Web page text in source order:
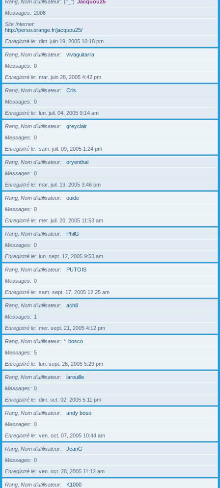
Rang, Nom d’utilisateur (°_°) Jacquou25
Messages
2008
Site Internet
http://perso.orange.fr/jacquou25/
Enregistré le
dim. juin 19, 2005 10:18 pm
Rang, Nom d’utilisateur
vivaguitarra
Messages
0
Enregistré le
mar. juin 28, 2005 4:42 pm
Rang, Nom d’utilisateur
Cris
Messages
0
Enregistré le
lun. juil. 04, 2005 9:14 am
Rang, Nom d’utilisateur
greyclair
Messages
0
Enregistré le
sam. juil. 09, 2005 1:24 pm
Rang, Nom d’utilisateur
oryenthal
Messages
0
Enregistré le
mar. juil. 19, 2005 3:46 pm
Rang, Nom d’utilisateur
ouide
Messages
0
Enregistré le
mer. juil. 20, 2005 11:53 am
Rang, Nom d’utilisateur
PhilG
Messages
0
Enregistré le
lun. sept. 12, 2005 9:53 am
Rang, Nom d’utilisateur
PUTOIS
Messages
0
Enregistré le
sam. sept. 17, 2005 12:25 am
Rang, Nom d’utilisateur
achill
Messages
1
Enregistré le
mer. sept. 21, 2005 4:12 pm
Rang, Nom d’utilisateur * bosco
Messages
5
Enregistré le
lun. sept. 26, 2005 5:29 pm
Rang, Nom d’utilisateur
larouille
Messages
0
Enregistré le
dim. oct. 02, 2005 5:11 pm
Rang, Nom d’utilisateur
andy boso
Messages
0
Enregistré le
ven. oct. 07, 2005 10:44 am
Rang, Nom d’utilisateur
JeanG
Messages
0
Enregistré le
ven. oct. 28, 2005 11:12 am
Rang, Nom d’utilisateur
K1000